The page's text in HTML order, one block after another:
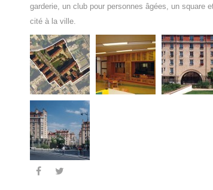
garderie, un club pour personnes âgées, un square
cité à la ville.